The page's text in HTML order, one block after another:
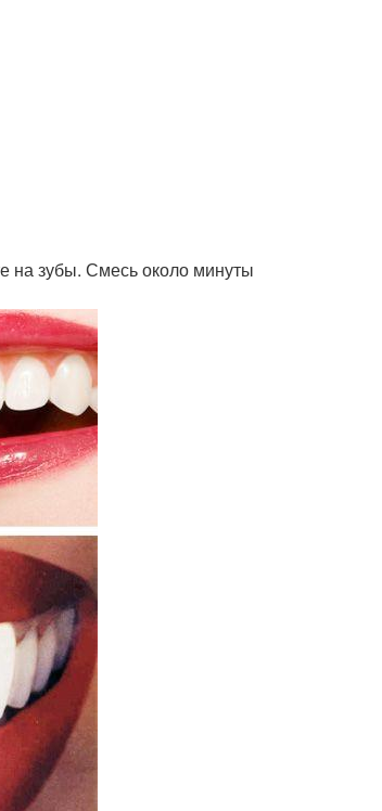
на зубы. Смесь около минуты